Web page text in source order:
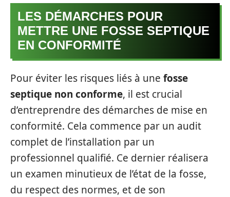
LES DÉMARCHES POUR
METTRE UNE FOSSE SEPTIQUE
EN CONFORMITÉ
Pour éviter les risques liés à une fosse
septique non conforme, il est crucial
d’entreprendre des démarches de mise en
conformité. Cela commence par un audit
complet de l’installation par un
professionnel qualifié. Ce dernier réalisera
un examen minutieux de l’état de la fosse,
du respect des normes, et de son